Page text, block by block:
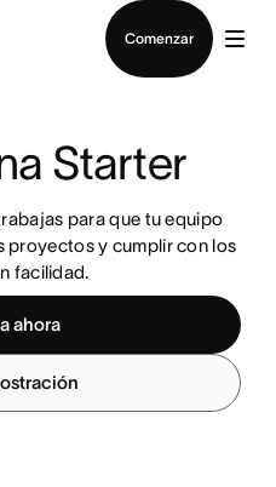
Comenzar
Starter
para que tu equipo
proyectos y cumplir con los
facilidad.
ahora